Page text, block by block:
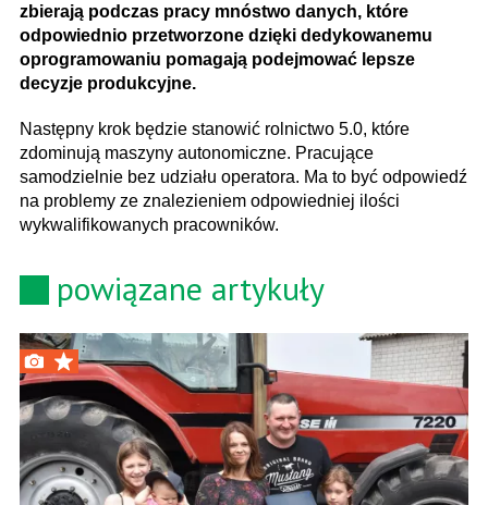
zbierają podczas pracy mnóstwo danych, które
odpowiednio przetworzone dzięki dedykowanemu
oprogramowaniu pomagają podejmować lepsze
decyzje produkcyjne.
Następny krok będzie stanowić rolnictwo 5.0, które
zdominują maszyny autonomiczne. Pracujące
samodzielnie bez udziału operatora. Ma to być odpowiedź
na problemy ze znalezieniem odpowiedniej ilości
wykwalifikowanych pracowników.
powiązane artykuły